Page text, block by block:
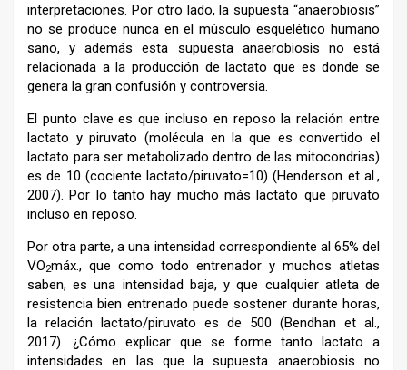
interpretaciones. Por otro lado, la supuesta “anaerobiosis”
no se produce nunca en el músculo esquelético humano
sano, y además esta supuesta anaerobiosis no está
relacionada a la producción de lactato que es donde se
genera la gran confusión y controversia.
El punto clave es que incluso en reposo la relación entre
lactato y piruvato (molécula en la que es convertido el
lactato para ser metabolizado dentro de las mitocondrias)
es de 10 (cociente lactato/piruvato=10) (Henderson et al.,
2007). Por lo tanto hay mucho más lactato que piruvato
incluso en reposo.
Por otra parte, a una intensidad correspondiente al 65% del
VO2máx., que como todo entrenador y muchos atletas
saben, es una intensidad baja, y que cualquier atleta de
resistencia bien entrenado puede sostener durante horas,
la relación lactato/piruvato es de 500 (Bendhan et al.,
2017). ¿Cómo explicar que se forme tanto lactato a
intensidades en las que la supuesta anaerobiosis no